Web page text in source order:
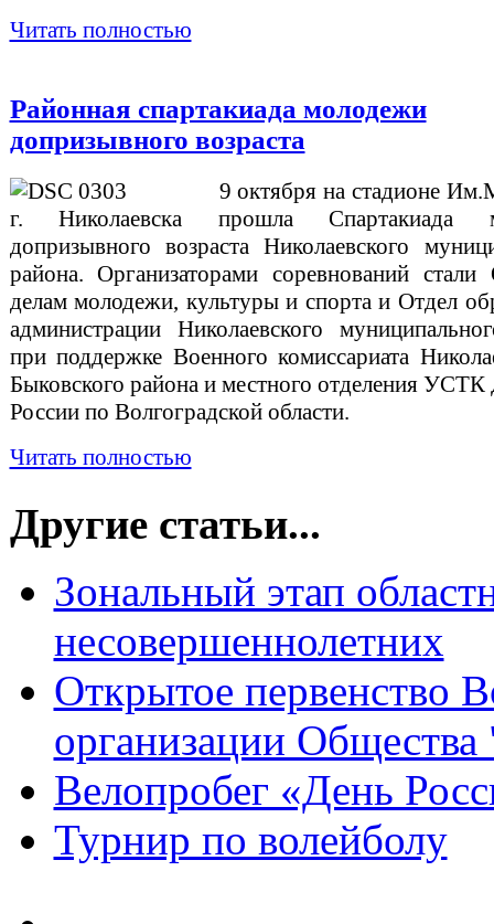
Читать полностью
Районная спартакиада молодежи
допризывного возраста
9 октября на стадионе
г. Николаевска прошла Спартакиада
допризывного возраста Николаевского
района. Организаторами соревнований
делам молодежи, культуры и спорта и Отдел
администрации Николаевского
при поддержке Военного комиссариата
Быковского района и местного отделения
России по Волгоградской области.
Читать полностью
Другие статьи...
Зональный этап
несовершеннолетних
Открытое первенство
организации
Велопробег «День
Турнир по волейболу